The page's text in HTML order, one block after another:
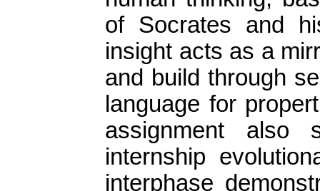
of Socrates and
insight acts as a
and build through
language for
assignment also
internship
interphase